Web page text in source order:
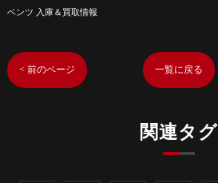
ベンツ 入庫＆買取情報
< 前のページ 一覧に戻る
関連タグ